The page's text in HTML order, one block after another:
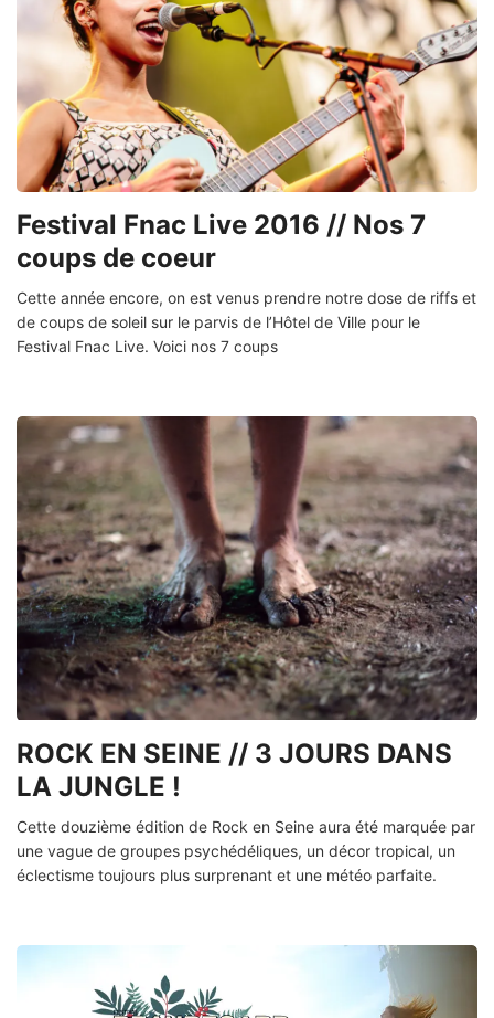
Festival Fnac Live 2016 // Nos 7
coups de coeur
Cette année encore, on est venus prendre notre dose de riffs et
de coups de soleil sur le parvis de l’Hôtel de Ville pour le
Festival Fnac Live. Voici nos 7 coups
ROCK EN SEINE // 3 JOURS DANS
LA JUNGLE !
Cette douzième édition de Rock en Seine aura été marquée par
une vague de groupes psychédéliques, un décor tropical, un
éclectisme toujours plus surprenant et une météo parfaite.